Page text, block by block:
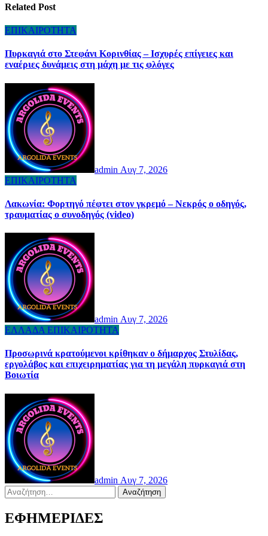
Related Post
ΕΠΙΚΑΙΡΟΤΗΤΑ
Πυρκαγιά στο Στεφάνι Κορινθίας – Ισχυρές επίγειες και
εναέριες δυνάμεις στη μάχη με τις φλόγες
admin Αυγ 7, 2026
ΕΠΙΚΑΙΡΟΤΗΤΑ
Λακωνία: Φορτηγό πέφτει στον γκρεμό – Νεκρός ο οδηγός,
τραυματίας ο συνοδηγός (video)
admin Αυγ 7, 2026
ΕΛΛΑΔΑ ΕΠΙΚΑΙΡΟΤΗΤΑ
Προσωρινά κρατούμενοι κρίθηκαν ο δήμαρχος Στυλίδας,
εργολάβος και επιχειρηματίας για τη μεγάλη πυρκαγιά στη
Βοιωτία
admin Αυγ 7, 2026
Αναζήτηση
για:
ΕΦΗΜΕΡΙΔΕΣ